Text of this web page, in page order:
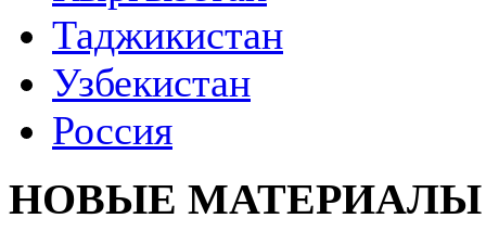
Таджикистан
Узбекистан
Россия
НОВЫЕ МАТЕРИАЛЫ